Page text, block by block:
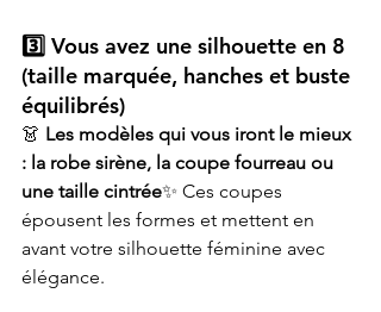
3️⃣ Vous avez une silhouette en 8
(taille marquée, hanches et buste
équilibrés)
👗 Les modèles qui vous iront le mieux
: la robe sirène, la coupe fourreau ou
une taille cintrée✨ Ces coupes
épousent les formes et mettent en
avant votre silhouette féminine avec
élégance.